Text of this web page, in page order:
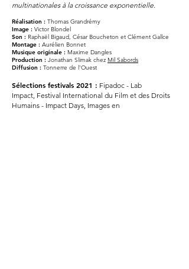
multinationales à la croissance exponentielle.
Réalisation : Thomas Grandrémy
Image : Victor Blondel
Son : Raphaël Bigaud, César Boucheton et Clément Gallce
Montage : Aurélien Bonnet
Musique originale : Maxime Dangles
Production : Jonathan Slimak chez Mil Sabords
Diffusion : Tonnerre de l'Ouest
Sélections festivals 2021 : Fipadoc - Lab
Impact, Festival International du Film et des Droits
Humains - Impact Days, Images en